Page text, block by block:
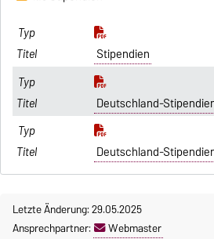
Stipendien
Deutschland-
Deutschland-
Letzte Änderung: 29.05.2025
Ansprechpartner:
Webmaster